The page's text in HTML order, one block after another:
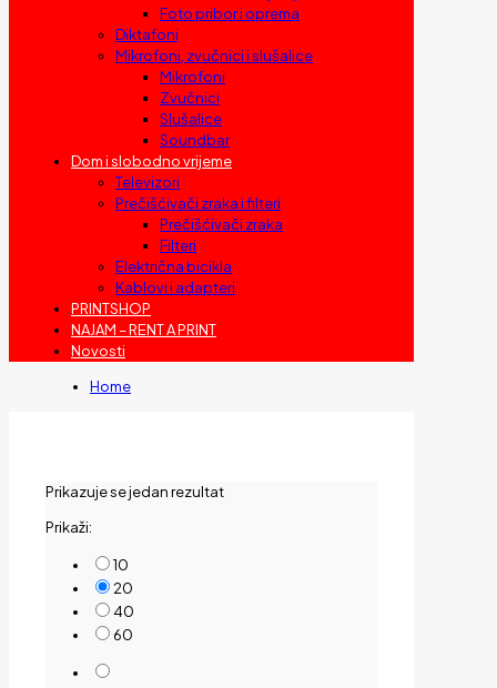
Foto pribor i oprema
Diktafoni
Mikrofoni, zvučnici i slušalice
Mikrofoni
Zvučnici
Slušalice
Soundbar
Dom i slobodno vrijeme
Televizori
Prečišćivači zraka i filteri
Prečišćivači zraka
Filteri
Električna bicikla
Kablovi i adapteri
PRINTSHOP
NAJAM – RENT A PRINT
Novosti
Home
Prikazuje se jedan rezultat
Prikaži:
10
20
40
60